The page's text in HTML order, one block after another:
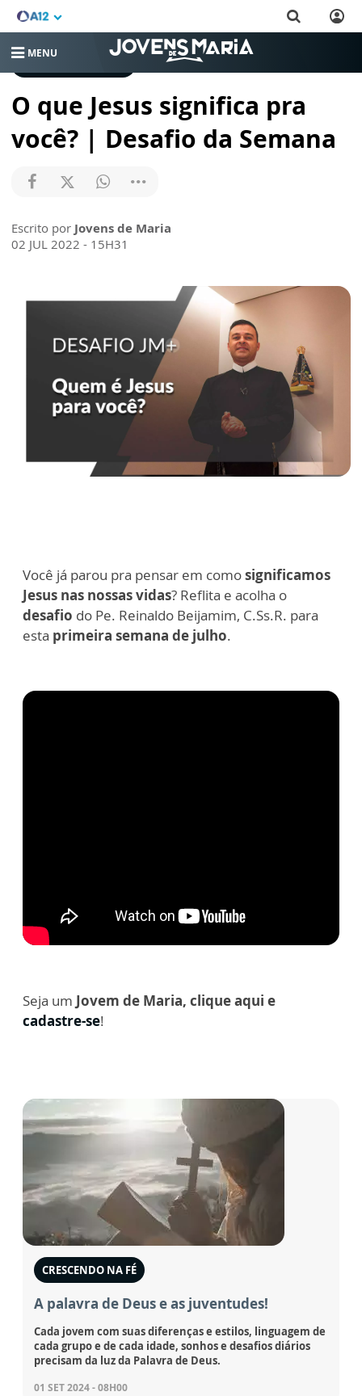
MENU
O que Jesus significa pra
você? | Desafio da Semana
Escrito por Jovens de Maria
02 JUL 2022 - 15H31
Você já parou pra pensar em comosignificamos
Jesus nas nossas vidas? Reflita e acolha o
desafio do Pe. Reinaldo Beijamim, C.Ss.R. para
esta primeira semana de julho.
Seja um Jovem de Maria, clique aqui e
cadastre-se!
CRESCENDO NA FÉ
A palavra de Deus e as juventudes!
Cada jovem com suas diferenças e estilos, linguagem de
cada grupo e de cada idade, sonhos e desafios diários
precisam da luz da Palavra de Deus.
01 SET 2024 - 08H00